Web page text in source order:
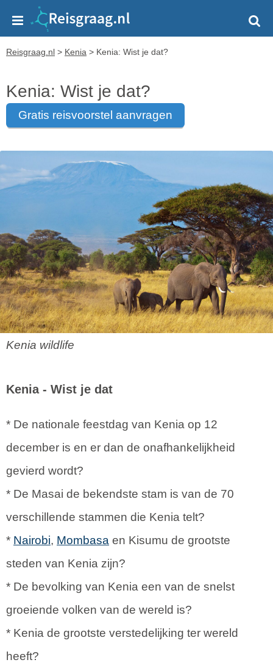
Reisgraag.nl > Kenia > Kenia: Wist je dat?
Kenia: Wist je dat?
gratis reisvoorstel aanvragen
Kenia wildlife
Kenia- Wist je dat
* De nationale feestdag van Kenia op 12
december is en er dan de onafhankelijkheid
gevierd wordt?
* De Masai de bekendste stam is van de 70
verschillende stammen die Kenia telt?
* Nairobi, Mombasa en Kisumu de grootste
steden van Kenia zijn?
* De bevolking van Kenia een van de snelst
groeiende volken van de wereld is?
* Kenia de grootste verstedelijking ter wereld
heeft?